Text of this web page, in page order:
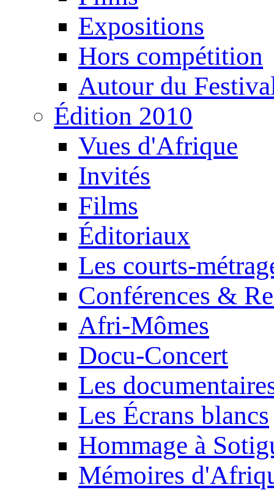
Expositions
Hors compétition
Autour du
Édition 2010
Vues d'Afrique
Invités
Films
Éditoriaux
Les courts-
Conférences &
Afri-Mômes
Docu-Concert
Les
Les Écrans blancs
Hommage à
Mémoires